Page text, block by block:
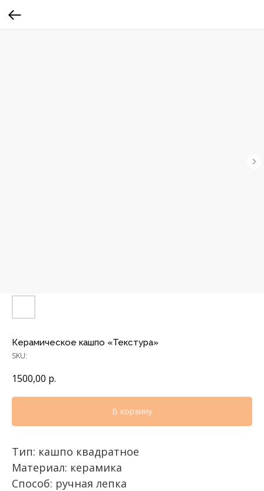
Керамическое кашпо «Текстура»
SKU:
1500,00 р.
В корзину
Тип: кашпо квадратное
Материал: керамика
Способ: ручная лепка